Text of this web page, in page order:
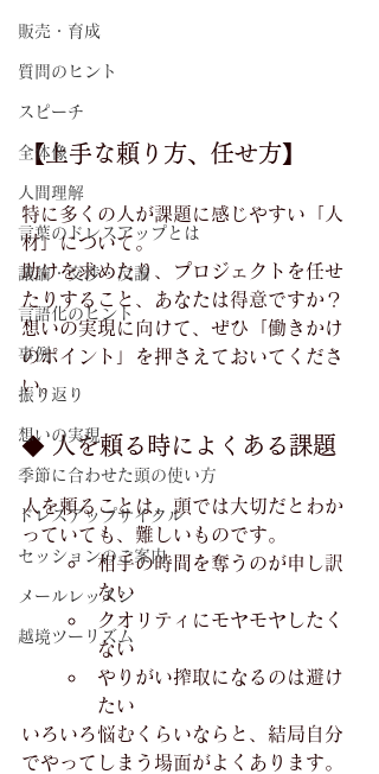
販売・育成
質問のヒント
スピーチ
全体像
人間理解
言葉のドレスアップとは
議論・交渉・反論
言語化のヒント
事例
振り返り
想いの実現
季節に合わせた頭の使い方
ドレスアップサイクル
セッションのご案内
メールレッスン
越境ツーリズム
【上手な頼り方、任せ方】
特に多くの人が課題に感じやすい「人
材」について。
助けを求めたり、プロジェクトを任せ
たりすること、あなたは得意ですか？
想いの実現に向けて、ぜひ「働きかけ
のポイント」を押さえておいてくださ
い。
◆ 人を頼る時によくある課題
人を頼ることは、頭では大切だとわか
っていても、難しいものです。
相手の時間を奪うのが申し訳
ない
クオリティにモヤモヤしたく
ない
やりがい搾取になるのは避け
たい
いろいろ悩むくらいならと、結局自分
でやってしまう場面がよくあります。